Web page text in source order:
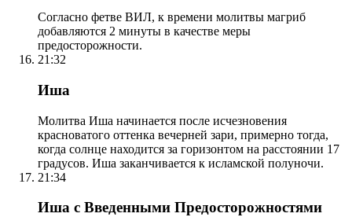
Согласно фетве ВИЛ, к времени молитвы магриб
добавляются 2 минуты в качестве меры
предосторожности.
21:32
Иша
Молитва Иша начинается после исчезновения
красноватого оттенка вечерней зари, примерно тогда,
когда солнце находится за горизонтом на расстоянии 17
градусов. Иша заканчивается к исламской полуночи.
21:34
Иша с Введенными Предосторожностями